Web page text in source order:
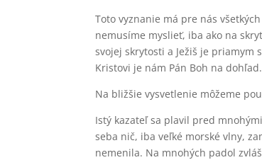
Toto vyznanie má pre nás
nemusíme myslieť, iba ako na
svojej skrytosti a Ježiš je priamym
Kristovi je nám Pán Boh na dohľad.
Na bližšie vysvetlenie môžeme
Istý kazateľ sa plavil pred
seba nič, iba veľké morské vlny,
nemenila. Na mnohých padol